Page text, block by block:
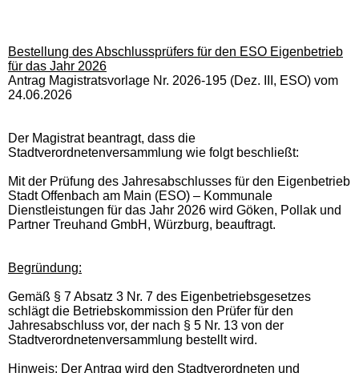
Bestellung des Abschlussprüfers für den ESO Eigenbetrieb
für das Jahr 2026
Antrag Magistratsvorlage Nr. 2026-195 (Dez. III, ESO) vom
24.06.2026
Der Magistrat beantragt, dass die
Stadtverordnetenversammlung wie folgt beschließt:
Mit der Prüfung des Jahresabschlusses für den Eigenbetrieb
Stadt Offenbach am Main (ESO) – Kommunale
Dienstleistungen für das Jahr 2026 wird Göken, Pollak und
Partner Treuhand GmbH, Würzburg, beauftragt.
Begründung:
Gemäß § 7 Absatz 3 Nr. 7 des Eigenbetriebsgesetzes
schlägt die Betriebskommission den Prüfer für den
Jahresabschluss vor, der nach § 5 Nr. 13 von der
Stadtverordnetenversammlung bestellt wird.
Hinweis: Der Antrag wird den Stadtverordneten und